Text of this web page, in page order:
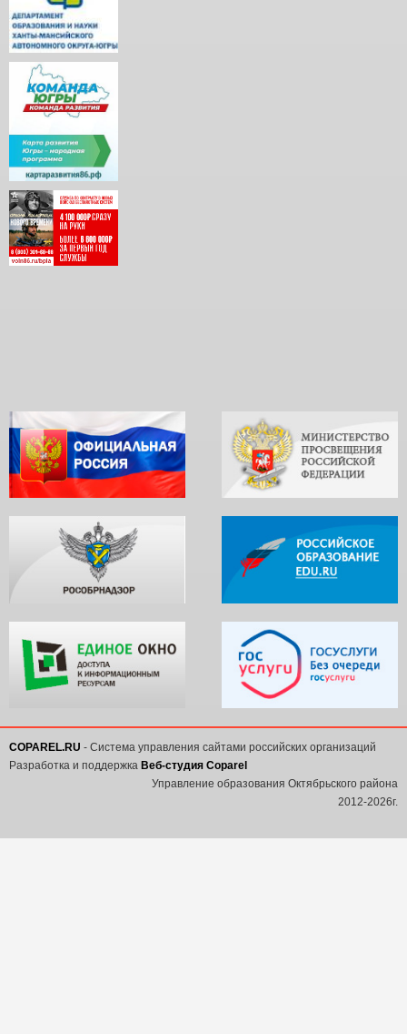
COPAREL.RU - Система управления сайтами российских организаций
Разработка и поддержка Веб-студия Coparel
Управление образования Октябрьского района
2012-2026г.